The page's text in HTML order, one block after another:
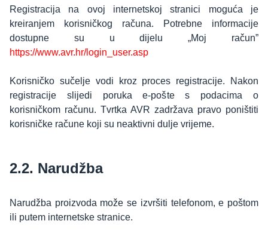
Registracija na ovoj internetskoj stranici moguća je
kreiranjem korisničkog računa. Potrebne informacije
dostupne su u dijelu „Moj račun”
https://www.avr.hr/login_user.asp
Korisničko sučelje vodi kroz proces registracije. Nakon
registracije slijedi poruka e-pošte s podacima o
korisničkom računu. Tvrtka AVR zadržava pravo poništiti
korisničke račune koji su neaktivni dulje vrijeme.
2.2. Narudžba
Narudžba proizvoda može se izvršiti telefonom, e poštom
ili putem internetske stranice.